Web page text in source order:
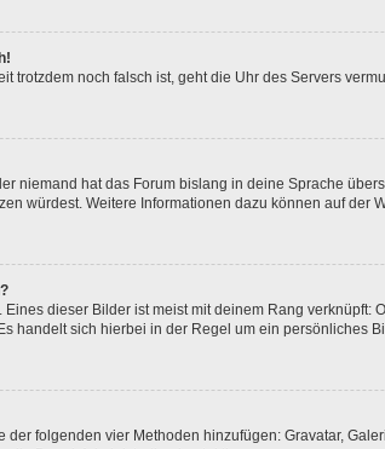
trotzdem noch falsch ist, geht die Uhr des Servers
niemand hat das Forum bislang in deine Sprache
würdest. Weitere Informationen dazu können auf der
dieser Bilder ist meist mit deinem Rang
handelt sich hierbei in der Regel um ein persönliches
der folgenden vier Methoden hinzufügen: Gravatar,